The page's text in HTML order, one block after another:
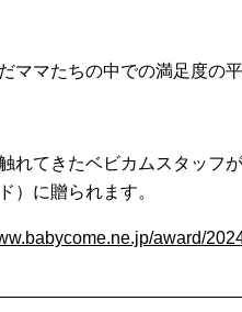
ママたちの中での満足度の
れてきたベビカムスタッフ
）に贈られます。
award/